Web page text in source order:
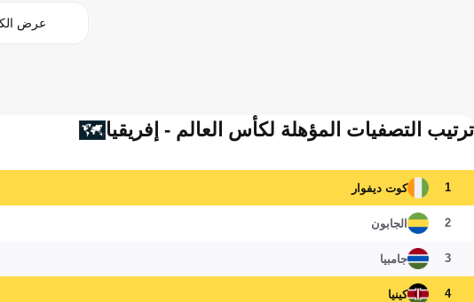
عرض
ترتيب التصفيات المؤهلة لكأس العالم - إفريقيا
1 كوت ديفوار
2 الجابون
3 جامبيا
4 كينيا